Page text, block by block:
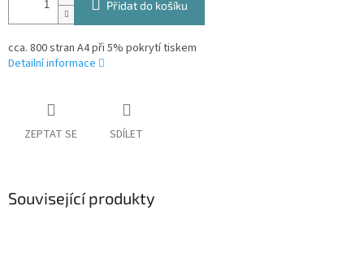
Přidat do košíku
cca. 800 stran A4 při 5% pokrytí tiskem
Detailní informace
ZEPTAT SE SDÍLET
Související produkty